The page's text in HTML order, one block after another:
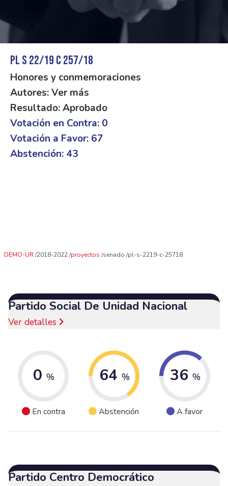
PL S 22/19 C 257/18
Honores y conmemoraciones
Autores: Ver más
Resultado: Aprobado
Votación en Contra: 0
Votación a Favor: 67
Abstención: 43
DEMO-UR 2018-2022 proyectos senado pl-s-2219-c-25718
Partido Social De Unidad Nacional
Ver detalles
0 %
En contra
64 %
Abstención
36 %
A favor
Partido Centro Democrático